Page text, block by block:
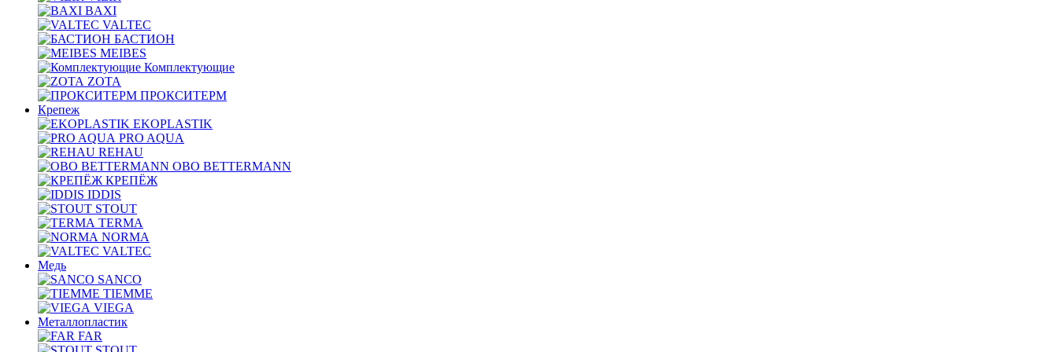
BAXI
VALTEC
БАСТИОН
MEIBES
Комплектующие
ZOTA
ПРОКСИТЕРМ
Крепеж
EKOPLASTIK
PRO AQUA
REHAU
OBO BETTERMANN
КРЕПЁЖ
IDDIS
STOUT
TERMA
NORMA
VALTEC
Медь
SANCO
TIEMME
VIEGA
Металлопластик
FAR